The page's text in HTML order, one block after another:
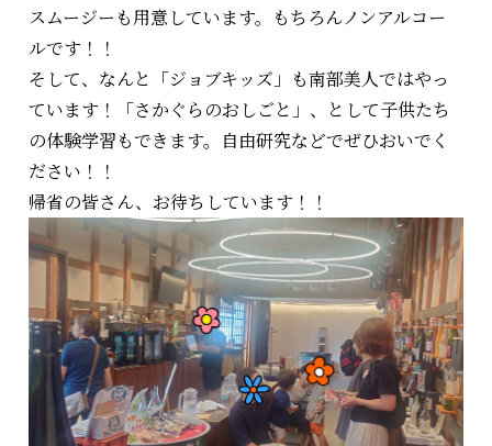
スムージーも用意しています。もちろんノンアルコー
ルです！！
そして、なんと「ジョブキッズ」も南部美人ではやっ
ています！「さかぐらのおしごと」、として子供たち
の体験学習もできます。自由研究などでぜひおいでく
ださい！！
帰省の皆さん、お待ちしています！！